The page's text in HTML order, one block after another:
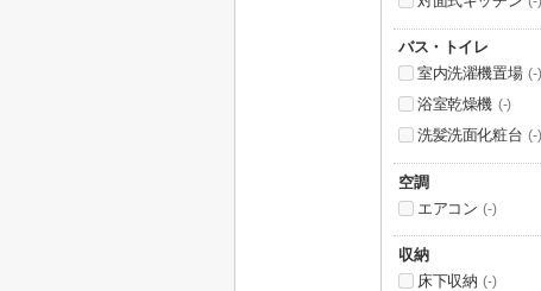
バス・トイレ
室内洗濯機置場 (-)
浴室乾燥機 (-)
洗髪洗面化粧台 (-)
空調
エアコン (-)
収納
床下収納 (-)